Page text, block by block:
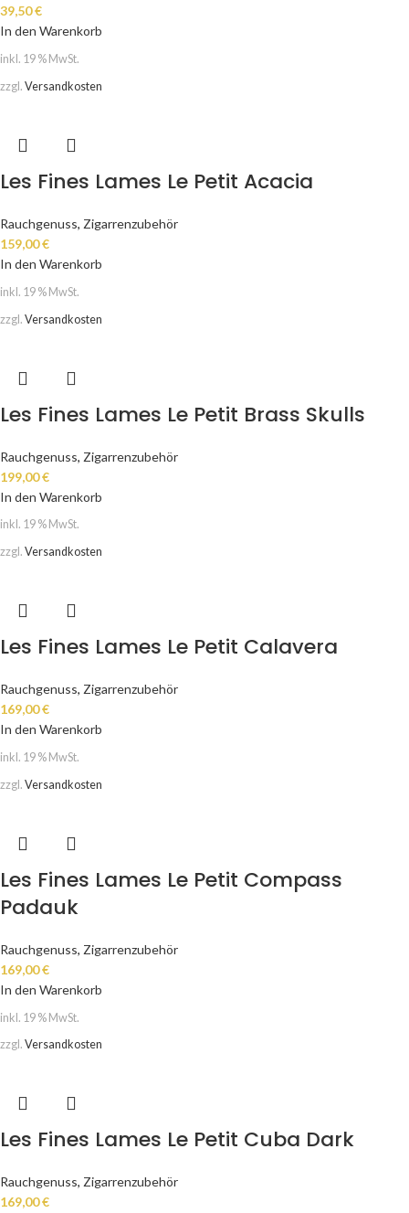
39,50€
In den Warenkorb
inkl. 19 % MwSt.
zzgl. Versandkosten
Les Fines Lames Le Petit Acacia
Rauchgenuss, Zigarrenzubehör
159,00€
In den Warenkorb
inkl. 19 % MwSt.
zzgl. Versandkosten
Les Fines Lames Le Petit Brass Skulls
Rauchgenuss, Zigarrenzubehör
199,00€
In den Warenkorb
inkl. 19 % MwSt.
zzgl. Versandkosten
Les Fines Lames Le Petit Calavera
Rauchgenuss, Zigarrenzubehör
169,00€
In den Warenkorb
inkl. 19 % MwSt.
zzgl. Versandkosten
Les Fines Lames Le Petit Compass
Padauk
Rauchgenuss, Zigarrenzubehör
169,00€
In den Warenkorb
inkl. 19 % MwSt.
zzgl. Versandkosten
Les Fines Lames Le Petit Cuba Dark
Rauchgenuss, Zigarrenzubehör
169,00€